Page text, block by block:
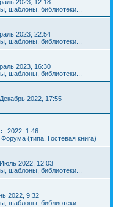
2023, 12:18
шаблоны, библиотеки...
2023, 22:54
шаблоны, библиотеки...
2023, 16:30
шаблоны, библиотеки...
2022, 17:55
2022, 1:46
(типа, Гостевая книга)
2022, 12:03
шаблоны, библиотеки...
2022, 9:32
шаблоны, библиотеки...